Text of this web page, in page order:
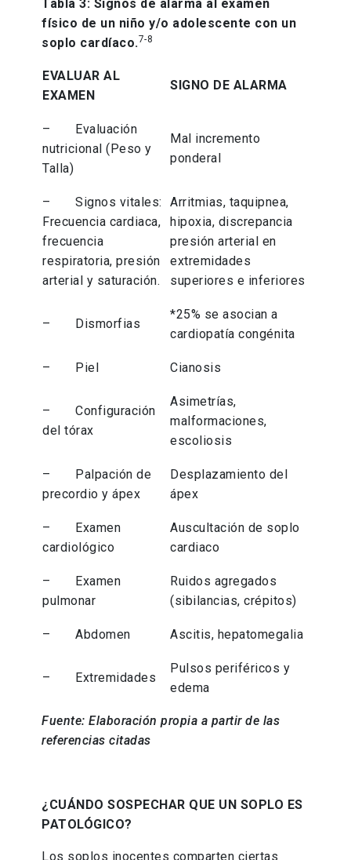
Tabla 3: Signos de alarma al examen
físico de un niño y/o adolescente con un
soplo cardíaco.7-8
EVALUAR AL
EXAMEN
SIGNO DE ALARMA
– Evaluación
nutricional (Peso y
Talla)
Mal incremento
ponderal
– Signos vitales:
Frecuencia cardiaca,
frecuencia
respiratoria, presión
arterial y saturación.
Arritmias, taquipnea,
hipoxia, discrepancia
presión arterial en
extremidades
superiores e inferiores
– Dismorfias
*25% se asocian a
cardiopatía congénita
– Piel Cianosis
– Configuración
del tórax
Asimetrías,
malformaciones,
escoliosis
– Palpación de
precordio y ápex
Desplazamiento del
ápex
– Examen
cardiológico
Auscultación de soplo
cardiaco
– Examen
pulmonar
Ruidos agregados
(sibilancias, crépitos)
– Abdomen Ascitis, hepatomegalia
– Extremidades
Pulsos periféricos y
edema
Fuente: Elaboración propia a partir de las
referencias citadas
¿CUÁNDO SOSPECHAR QUE UN SOPLO ES
PATOLÓGICO?
Los soplos inocentes comparten ciertas